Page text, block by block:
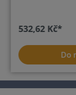
požadované
tento způsob
pro spolehlivé
na šířku
532,62 Kč*
Do